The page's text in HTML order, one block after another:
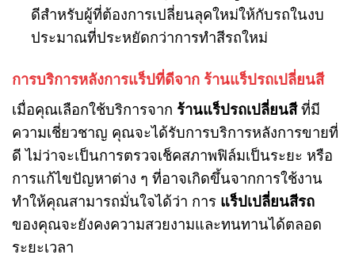
ดีสำหรับผู้ที่ต้องการเปลี่ยนลุคใหม่ให้กับรถในงบ
ประมาณที่ประหยัดกว่าการทำสีรถใหม่
การบริการหลังการแร็ปที่ดีจาก ร้านแร็ปรถเปลี่ยนสี
เมื่อคุณเลือกใช้บริการจาก ร้านแร็ปรถเปลี่ยนสีที่มี
ความเชี่ยวชาญ คุณจะได้รับการบริการหลังการขายที่
ดี ไม่ว่าจะเป็นการตรวจเช็คสภาพฟิล์มเป็นระยะ หรือ
การแก้ไขปัญหาต่าง ๆ ที่อาจเกิดขึ้นจากการใช้งาน
ทำให้คุณสามารถมั่นใจได้ว่า การ แร็ปเปลี่ยนสีรถ
ของคุณจะยังคงความสวยงามและทนทานได้ตลอด
ระยะเวลา